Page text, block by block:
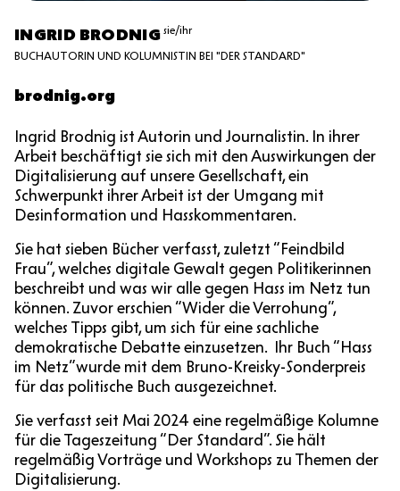
INGRID BRODNIGsie/ihr
BUCHAUTORIN UND KOLUMNISTIN BEI "DER STANDARD"
brodnig.org
Ingrid Brodnig ist Autorin und Journalistin. In ihrer
Arbeit beschäftigt sie sich mit den Auswirkungen der
Digitalisierung auf unsere Gesellschaft, ein
Schwerpunkt ihrer Arbeit ist der Umgang mit
Desinformation und Hasskommentaren.
Sie hat sieben Bücher verfasst, zuletzt “Feindbild
Frau”, welches digitale Gewalt gegen Politikerinnen
beschreibt und was wir alle gegen Hass im Netz tun
können. Zuvor erschien “Wider die Verrohung”,
welches Tipps gibt, um sich für eine sachliche
demokratische Debatte einzusetzen. Ihr Buch “Hass
im Netz”wurde mit dem Bruno-Kreisky-Sonderpreis
für das politische Buch ausgezeichnet.
Sie verfasst seit Mai 2024 eine regelmäßige Kolumne
für die Tageszeitung “Der Standard”. Sie hält
regelmäßig Vorträge und Workshops zu Themen der
Digitalisierung.